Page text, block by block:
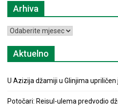
Arhiva
Arhiva
Aktuelno
U Azizija džamiji u Glinjima
Potočari: Reisul-ulema predvodio